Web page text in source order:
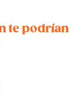
te podrían